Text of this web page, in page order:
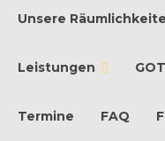
Unsere
Leistungen
Termine FAQ